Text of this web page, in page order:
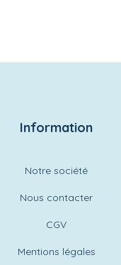
Information
Notre société
Nous contacter
CGV
Mentions légales